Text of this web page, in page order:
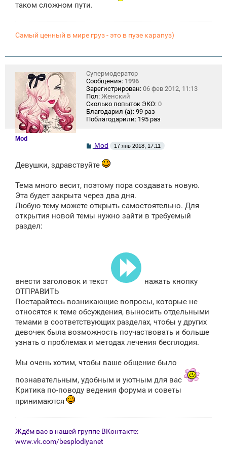
таком сложном пути.
Самый ценный в мире груз - это в пузе карапуз)
Mod
Супермодератор
Сообщения: 1996
Зарегистрирован: 06 фев 2012, 11:13
Пол: Женский
Сколько попыток ЭКО: 0
Благодарил (а): 99 раз
Поблагодарили: 195 раз
С
б
н
и
е
Mod 17 янв 2018, 17:11
Девушки, здравствуйте
Тема много весит, поэтому пора создавать новую.
Эта будет закрыта через два дня.
Любую тему можете открыть самостоятельно. Для
открытия новой темы нужно зайти в требуемый
раздел:
внести заголовок и текст
нажать кнопку
ОТПРАВИТЬ
Постарайтесь возникающие вопросы, которые не
относятся к теме обсуждения, выносить отдельными
темами в соответствующих разделах, чтобы у других
девочек была возможность поучаствовать и больше
узнать о проблемах и методах лечения бесплодия.
Мы очень хотим, чтобы ваше общение было
познавательным, удобным и уютным для вас
Критика по-поводу ведения форума и советы
принимаются
Ждём вас в нашей группе ВКонтакте:
www.vk.com/besplodiyanet